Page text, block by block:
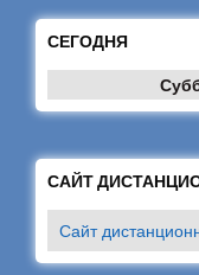
СЕГОДНЯ
САЙТ
Сайт